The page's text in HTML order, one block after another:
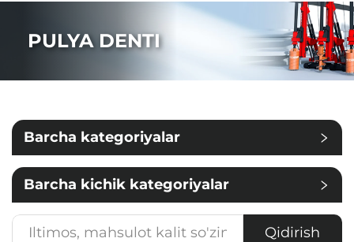
PULYA DENTI
Barcha kategoriyalar
Barcha kichik kategoriyalar
Qidirish